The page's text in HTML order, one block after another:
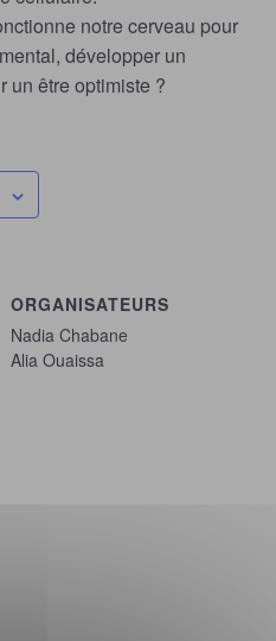
notre cerveau pour
développer un
un être optimiste ?
ORGANISATEURS
Nadia Chabane
Alia Ouaissa